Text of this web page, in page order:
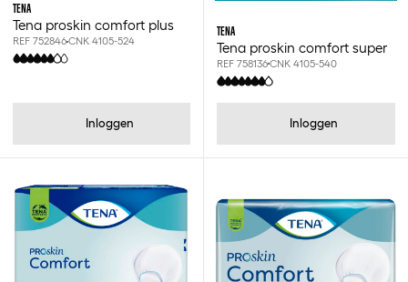
TENA
Tena proskin comfort plus
REF 752846CNK 4105-524
Inloggen
TENA
Tena proskin comfort super
REF 758136CNK 4105-540
Inloggen